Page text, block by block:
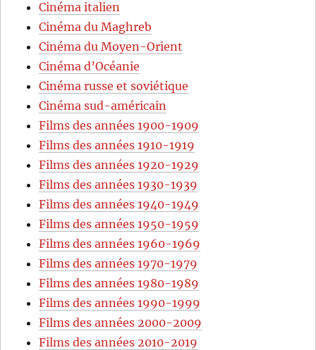
Cinéma italien
Cinéma du Maghreb
Cinéma du Moyen-Orient
Cinéma d’Océanie
Cinéma russe et soviétique
Cinéma sud-américain
Films des années 1900-1909
Films des années 1910-1919
Films des années 1920-1929
Films des années 1930-1939
Films des années 1940-1949
Films des années 1950-1959
Films des années 1960-1969
Films des années 1970-1979
Films des années 1980-1989
Films des années 1990-1999
Films des années 2000-2009
Films des années 2010-2019